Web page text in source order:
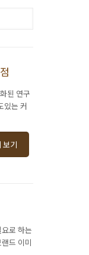
된 연구
있는 커
보기
로 하는
드 이미